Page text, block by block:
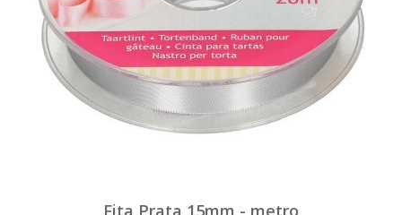
Fita Prata 15mm - metro